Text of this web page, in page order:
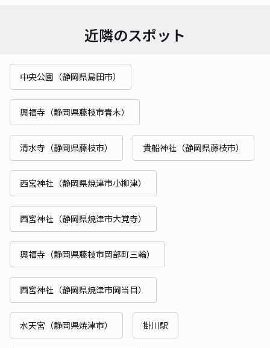
近隣のスポット
中央公園（静岡県島田市）
興福寺（静岡県藤枝市青木）
清水寺（静岡県藤枝市） 貴船神社（静岡県藤枝市）
西宮神社（静岡県焼津市小柳津）
西宮神社（静岡県焼津市大覚寺）
興福寺（静岡県藤枝市岡部町三輪）
西宮神社（静岡県焼津市岡当目）
水天宮（静岡県焼津市） 掛川駅